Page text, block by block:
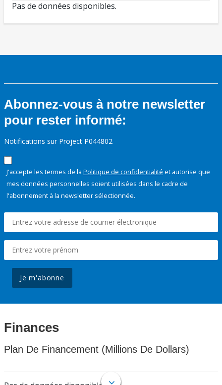
Pas de données disponibles.
Abonnez-vous à notre newsletter
pour rester informé:
Notifications sur Project P044802
J'accepte les termes de la Politique de confidentialité et autorise que
mes données personnelles soient utilisées dans le cadre de
l'abonnement à la newsletter sélectionnée.
Je m'abonne
Finances
Plan De Financement (Millions De Dollars)